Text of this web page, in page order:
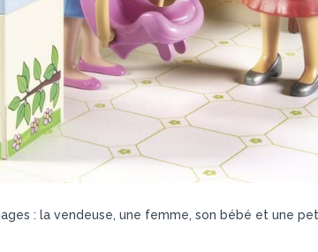
: la vendeuse, une femme, son bébé et une